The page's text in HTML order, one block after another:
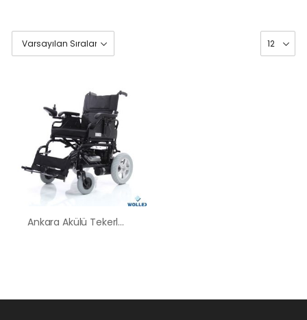
MOTORLU
Ankara Akülü Tekerlekli Sandalye Satış Kiralama Fiyatları